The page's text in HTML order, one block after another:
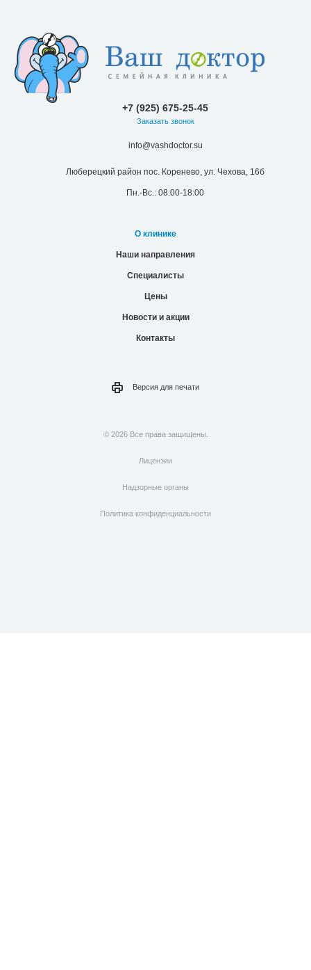
+7 (925) 675-25-45
Заказать звонок
info@vashdoctor.su
Люберецкий район пос. Коренево, ул. Чехова, 16б
Пн.-Вс.: 08:00-18:00
О клинике
Наши направления
Специалисты
Цены
Новости и акции
Контакты
Версия для печати
© 2026 Все права защищены.
Лицензии
Надзорные органы
Политика конфиденциальности